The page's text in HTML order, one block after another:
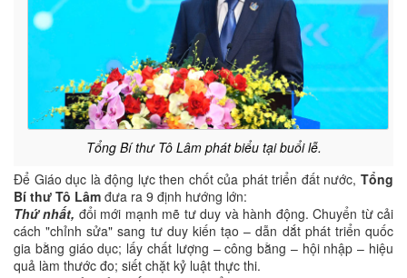
Tổng Bí thư Tô Lâm phát biểu tại buổi lễ.
Để Giáo dục là động lực then chốt của phát triển đất nước, Tổng
Bí thư Tô Lâm đưa ra 9 định hướng lớn:
Thứ nhất, đổi mới mạnh mẽ tư duy và hành động. Chuyển từ cải
cách "chỉnh sửa" sang tư duy kiến tạo – dẫn dắt phát triển quốc
gia bằng giáo dục; lấy chất lượng – công bằng – hội nhập – hiệu
quả làm thước đo; siết chặt kỷ luật thực thi.